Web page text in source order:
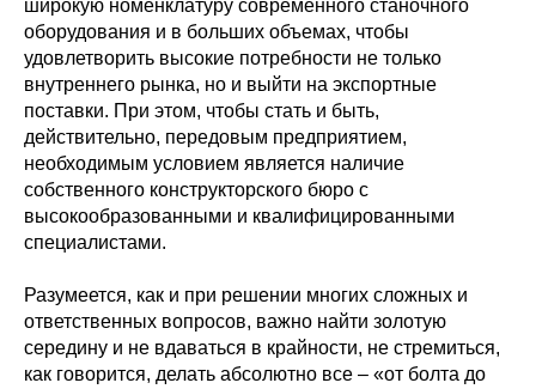
широкую номенклатуру современного станочного
оборудования и в больших объемах, чтобы
удовлетворить высокие потребности не только
внутреннего рынка, но и выйти на экспортные
поставки. При этом, чтобы стать и быть,
действительно, передовым предприятием,
необходимым условием является наличие
собственного конструкторского бюро с
высокообразованными и квалифицированными
специалистами.
Разумеется, как и при решении многих сложных и
ответственных вопросов, важно найти золотую
середину и не вдаваться в крайности, не стремиться,
как говорится, делать абсолютно все – «от болта до